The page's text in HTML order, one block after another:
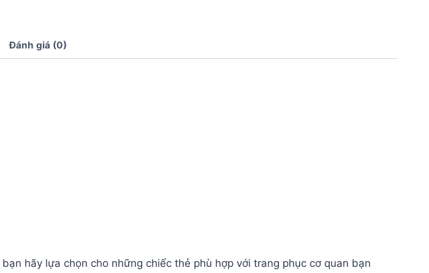
Đánh giá (0)
hãy lựa chọn cho những chiếc thẻ phù hợp với trang phục cơ quan bạn